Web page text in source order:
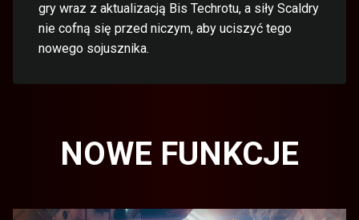
gry wraz z aktualizacją Bis Techrotu, a siły Scaldry
nie cofną się przed niczym, aby uciszyć tego
nowego sojusznika.
NOWE FUNKCJE